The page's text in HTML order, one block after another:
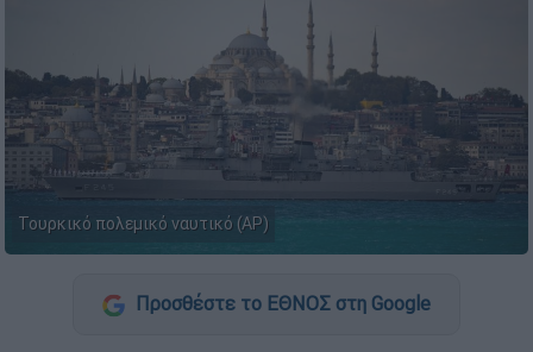
Τουρκικό πολεμικό ναυτικό (AP)
Προσθέστε το ΕΘΝΟΣ στη Google